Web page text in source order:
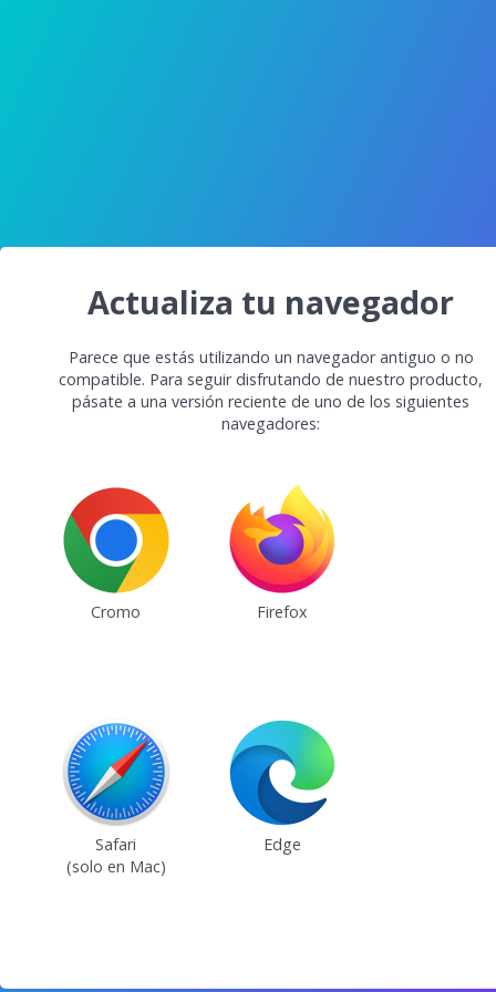
Actualiza tu navegador
Parece que estás utilizando un navegador antiguo o no
compatible. Para seguir disfrutando de nuestro producto,
pásate a una versión reciente de uno de los siguientes
navegadores:
Cromo Firefox
Safari
(solo en Mac)
Edge